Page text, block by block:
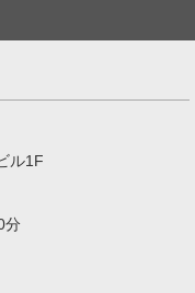
ル1F
分